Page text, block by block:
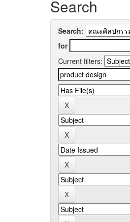
Search
Search:
for
Current filters: